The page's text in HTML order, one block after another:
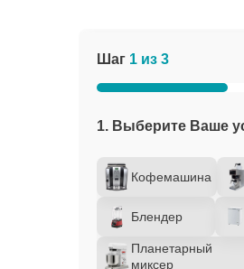
Шаг 1 из 3
1. Выберите Ваше
Кофемашина
Блендер
Планетарный
миксер